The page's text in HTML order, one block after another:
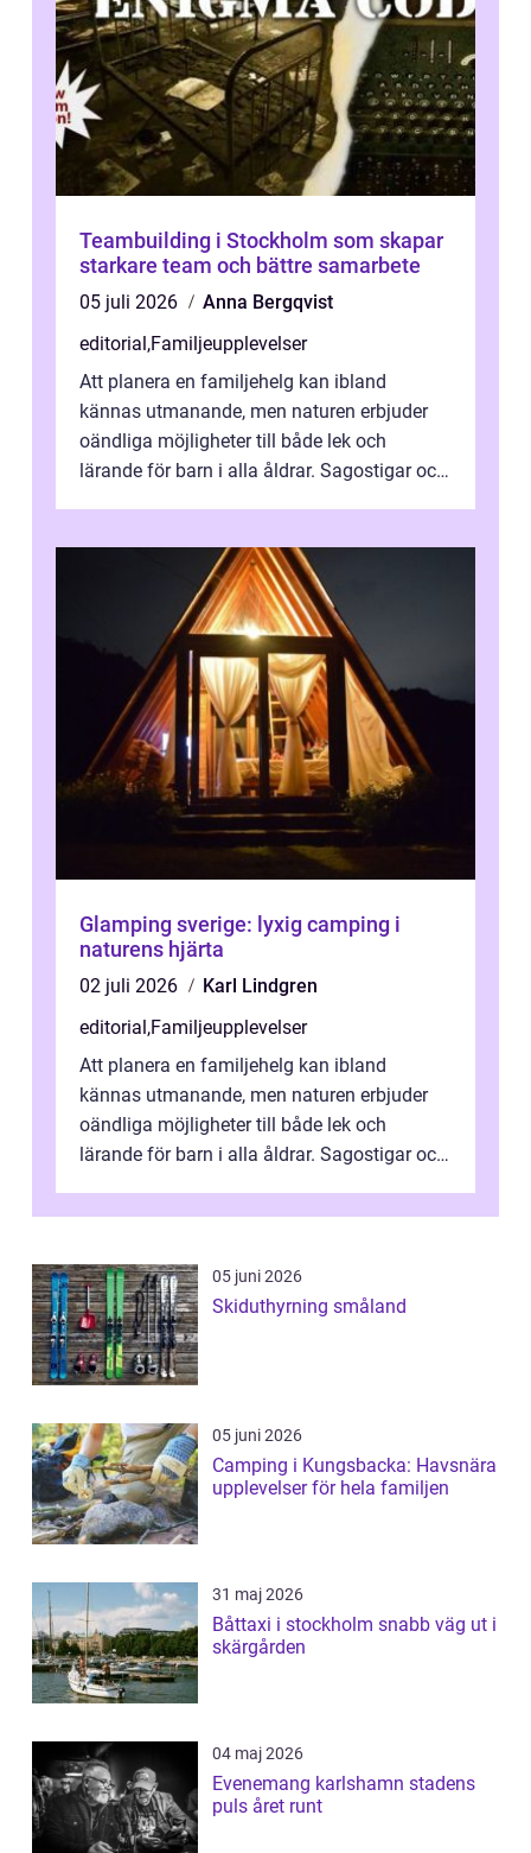
Teambuilding i Stockholm som skapar
starkare team och bättre samarbete
05 juli 2026
Anna Bergqvist
editorial ,Familjeupplevelser
Att planera en familjehelg kan ibland
kännas utmanande, men naturen erbjuder
oändliga möjligheter till både lek och
lärande för barn i alla åldrar. Sagostigar och
Glamping sverige: lyxig camping i
naturens hjärta
02 juli 2026
Karl Lindgren
editorial ,Familjeupplevelser
Att planera en familjehelg kan ibland
kännas utmanande, men naturen erbjuder
oändliga möjligheter till både lek och
lärande för barn i alla åldrar. Sagostigar och
05 juni 2026
Skiduthyrning småland
05 juni 2026
Camping i Kungsbacka: Havsnära
upplevelser för hela familjen
31 maj 2026
Båttaxi i stockholm snabb väg ut i
skärgården
04 maj 2026
Evenemang karlshamn stadens
puls året runt